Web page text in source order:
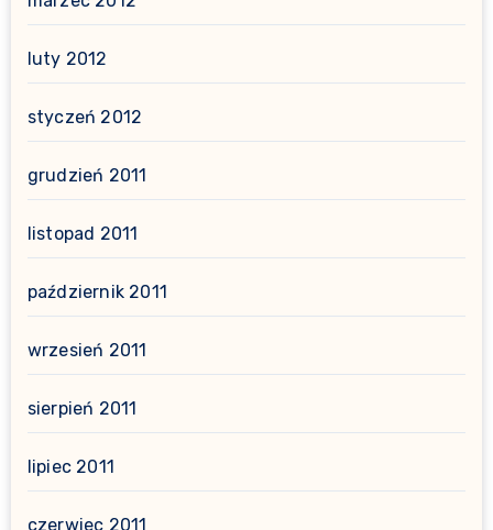
luty 2012
styczeń 2012
grudzień 2011
listopad 2011
październik 2011
wrzesień 2011
sierpień 2011
lipiec 2011
czerwiec 2011